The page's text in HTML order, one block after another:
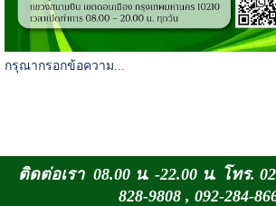
กรุณากรอกข้อความ...
ติดต่อเรา 08.00 น. -22.00 น. โทร.
828-9808 , 092-284-